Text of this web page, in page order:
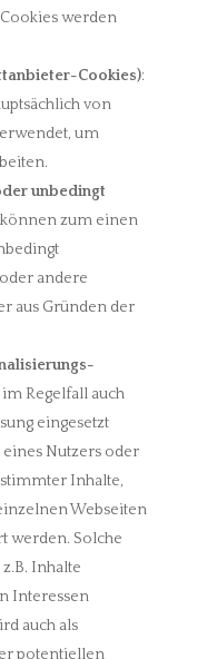
werden
Cookies):
von
um
unbedingt
zum einen
andere
aus Gründen der
Regelfall auch
eingesetzt
Nutzers oder
Inhalte,
Webseiten
werden. Solche
Inhalte
Interessen
auch als
potentiellen